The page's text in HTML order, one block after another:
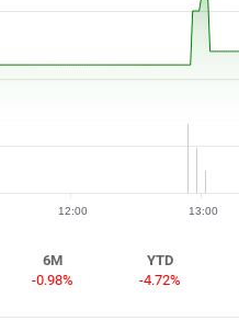
12:00 13:00
6M
-0.98%
YTD
-4.72%